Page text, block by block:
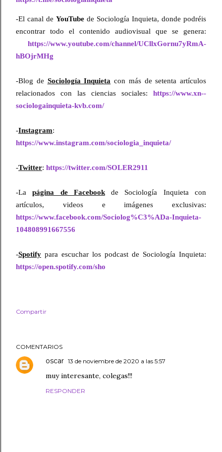
-El canal de YouTube de Sociología Inquieta, donde podréis
encontrar todo el contenido audiovisual que se genera:
https://www.youtube.com/channel/UCllxGornu7yRmA-
hBOjrMHg
-Blog de Sociología Inquieta con más de setenta artículos
relacionados con las ciencias sociales: https://www.xn--
sociologainquieta-kvb.com/
-Instagram:
https://www.instagram.com/sociologia_inquieta/
-Twitter: https://twitter.com/SOLER2911
-La página de Facebook de Sociología Inquieta con
https://www.facebook.com/Sociolog%C3%ADa-Inquieta-
104808991667556
-Spotify
https://open.spotify.com/sho
Compartir
COMENTARIOS
oscar 13 de noviembre de 2020 a las 5:57
muy interesante, colegas!!!
RESPONDER